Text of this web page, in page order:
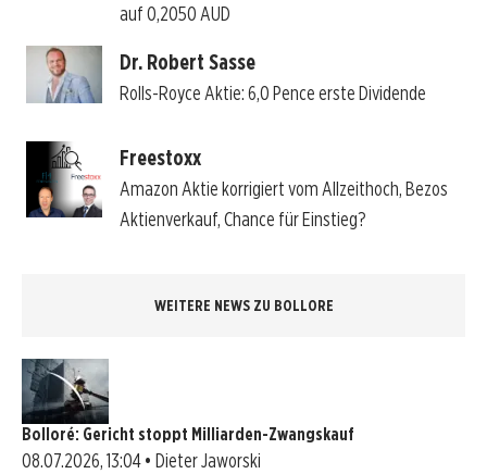
auf 0,2050 AUD
Dr. Robert Sasse
Rolls-Royce Aktie: 6,0 Pence erste Dividende
Freestoxx
Amazon Aktie korrigiert vom Allzeithoch, Bezos
Aktienverkauf, Chance für Einstieg?
WEITERE NEWS ZU BOLLORE
Bolloré: Gericht stoppt Milliarden-Zwangskauf
08.07.2026, 13:04 • Dieter Jaworski